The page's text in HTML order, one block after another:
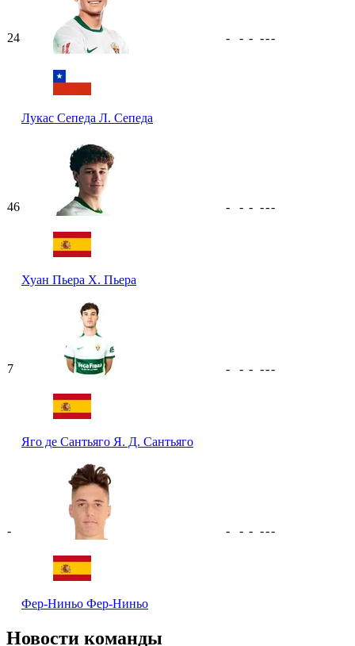
24
Лукас Сепеда Л. Сепеда
- - - ---
46
Хуан Пьера Х. Пьера
- - - ---
7
Яго де Сантьяго Я. Д. Сантьяго
- - - ---
-
Фер-Ниньо Фер-Ниньо
- - - ---
Новости команды